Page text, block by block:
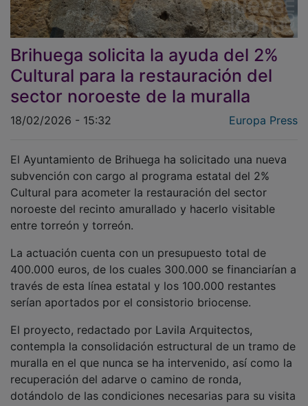
Brihuega solicita la ayuda del 2%
Cultural para la restauración del
sector noroeste de la muralla
subvención con cargo al programa estatal del 2%
Cultural para acometer la restauración del sector
noroeste del recinto amurallado y hacerlo visitable
entre torreón y torreón.
400.000 euros, de los cuales 300.000 se financiarían a
través de esta línea estatal y los 100.000 restantes
serían aportados por el consistorio briocense.
contempla la consolidación estructural de un tramo de
muralla en el que nunca se ha intervenido, así como la
recuperación del adarve o camino de ronda,
dotándolo de las condiciones necesarias para su visita
turística.